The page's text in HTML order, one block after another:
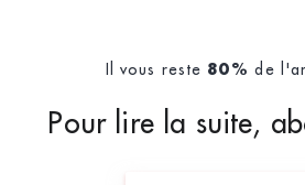
Il vous reste 80% de
Pour lire la suite,